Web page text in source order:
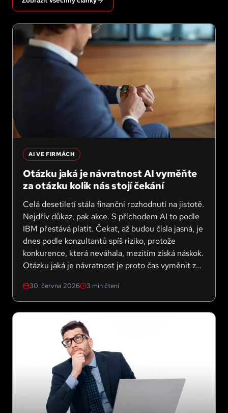
AI VE FIRMÁCH
Otázku jaká je návratnost AI vyměňte
za otázku kolik nás stojí čekání
Celá desetiletí stála finanční rozhodnutí na jistotě.
Nejdřív důkaz, pak akce. S příchodem AI to podle
IBM přestává platit. Čekat, až budou čísla jasná, je
dnes podle konzultantů spíš riziko, protože
konkurence, která neváhala, mezitím získá náskok.
Otázku jaká je návratnost je proto čas vyměnit za
plyne i pro menší české firmy.
30. června 2026 3 min čtení